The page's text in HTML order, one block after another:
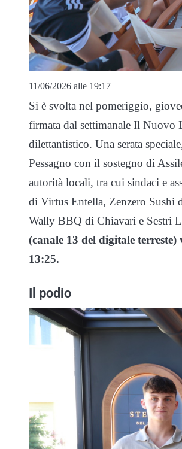
11/06/2026 alle 19:17
Si è svolta nel pomeriggio,
firmata dal settimanale Il Nuovo
dilettantistico. Una serata
Pessagno con il sostegno di
autorità locali, tra cui sindaci e
di Virtus Entella, Zenzero Sushi
Wally BBQ di Chiavari e Sestri
(canale 13 del digitale
13:25.
Il podio